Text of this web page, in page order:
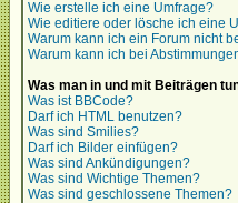
Wie erstelle ich eine Umfrage?
Wie editiere oder lösche ich eine
Warum kann ich ein Forum nicht
Warum kann ich bei
Was man in und mit Beiträgen
Was ist BBCode?
Darf ich HTML benutzen?
Was sind Smilies?
Darf ich Bilder einfügen?
Was sind Ankündigungen?
Was sind Wichtige Themen?
Was sind geschlossene Themen?